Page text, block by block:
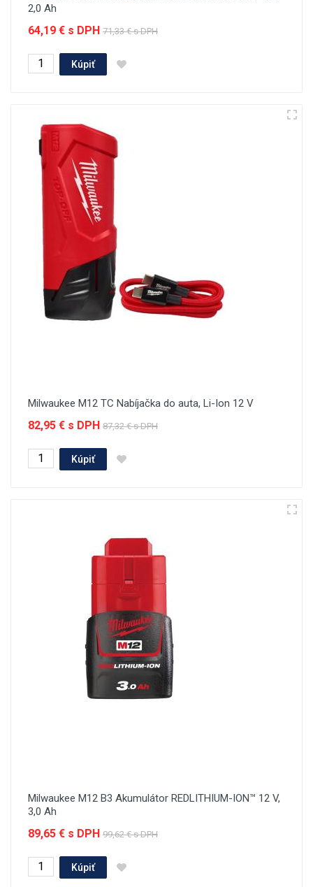
2,0 Ah
64,19 € s DPH 71,33 € s DPH
Kúpiť
Milwaukee M12 TC Nabíjačka do auta, Li-Ion 12 V
82,95 € s DPH 87,32 € s DPH
Kúpiť
Milwaukee M12 B3 Akumulátor REDLITHIUM-ION™ 12 V,
3,0 Ah
89,65 € s DPH 99,62 € s DPH
Kúpiť